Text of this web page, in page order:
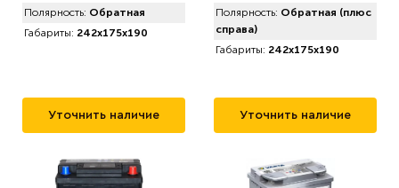
Полярность: Обратная
Габариты: 242x175x190
Уточнить наличие
Полярность: Обратная (плюс
справа)
Габариты: 242x175x190
Уточнить наличие